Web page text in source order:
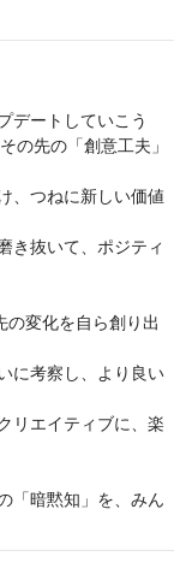
デートしていこう
の先の「創意工夫」
、つねに新しい価値
き抜いて、ポジティ
の変化を自ら創り出
に考察し、より良い
リエイティブに、楽
「暗黙知」を、みん